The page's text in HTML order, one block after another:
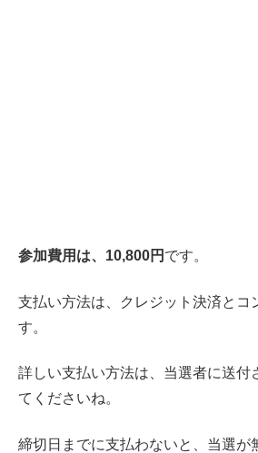
参加費用は、10,800円 です。
支払い方法は、クレジット決済とコ
す。
詳しい支払い方法は、当選者に送付
てくださいね。
締切日までに支払わないと、当選が